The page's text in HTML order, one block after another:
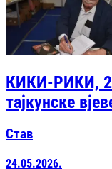
КИКИ-РИКИ, 20
тајкунске
Став
24.05.2026.